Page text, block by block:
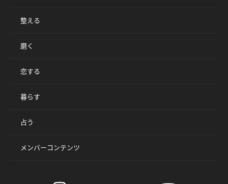
整える
磨く
恋する
暮らす
占う
メンバーコンテンツ